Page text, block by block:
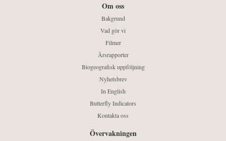
Om oss
Bakgrund
Vad gör vi
Filmer
Årsrapporter
Biogeografisk uppföljning
Nyhetsbrev
In English
Butterfly Indicators
Kontakta oss
Övervakningen